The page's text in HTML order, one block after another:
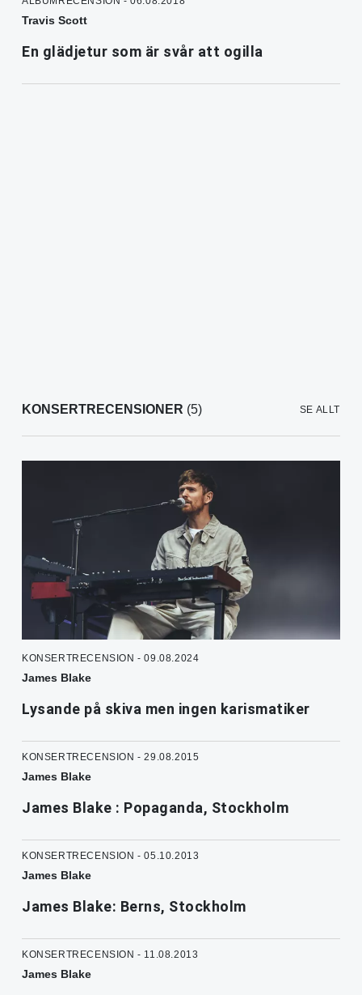
Travis Scott
En glädjetur som är svår att ogilla
KONSERTRECENSIONER (5) SE ALLT
KONSERTRECENSION - 09.08.2024
James Blake
Lysande på skiva men ingen karismatiker
KONSERTRECENSION - 29.08.2015
James Blake
James Blake : Popaganda, Stockholm
KONSERTRECENSION - 05.10.2013
James Blake
James Blake: Berns, Stockholm
KONSERTRECENSION - 11.08.2013
James Blake